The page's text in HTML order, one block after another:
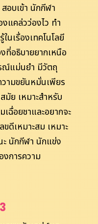
อบเข้า นักกีฬา
งแคล่วว่องไว ทำ
ในเรื่องเทคโนโลยี
ที่อธิบายยากเหนือ
ณ์แม่นยำ มีวัตถุ
ามขยันหมั่นเพียร
มัย เหมาะสำหรับ
ฉื่อยชาและอยากจะ
ดีเหมาะสม เหมาะ
ะ นักกีฬา นักแข่ง
งการความ